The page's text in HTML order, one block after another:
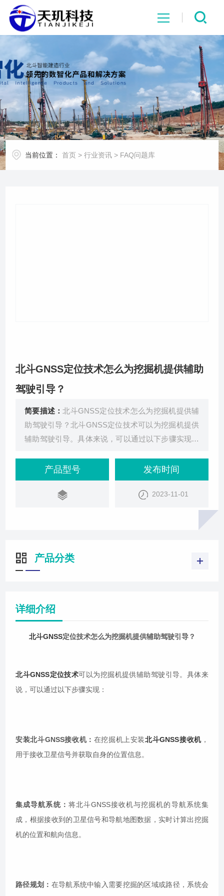
网站首页
系统中心
解决方案
项目案例
当前位置： 首页 >行业资讯 > FAQ问题库
北斗GNSS定位技术怎么为挖掘机提供辅助
驾驶引导？
简要描述：北斗GNSS定位技术怎么为挖掘机提供辅
助驾驶引导？北斗GNSS定位技术可以为挖掘机提供
辅助驾驶引导。具体来说，可以通过以下步骤实现：
接收机，用于接收卫星信号并获取自身的位置信息。
集成导航系统：将北斗GNSS接收机与挖掘机的导航
系统集成，根据接收到的卫星信号和导航地图数据，
实时计算出挖掘机的位置和航向信息。路径规划：在
产品型号 发布时间
2023-11-01
产品分类
详细介绍
北斗GNSS定位技术怎么为挖掘机提供辅助驾驶引导？
北斗GNSS定位技术可以为挖掘机提供辅助驾驶引导。具体来
说，可以通过以下步骤实现：
安装北斗GNSS接收机： 在挖掘机上安装北斗GNSS接收机，
用于接收卫星信号并获取自身的位置信息。
集成导航系统： 将北斗GNSS接收机与挖掘机的导航系统集
成，根据接收到的卫星信号和导航地图数据，实时计算出挖掘
机的位置和航向信息。
路径规划： 在导航系统中输入需要挖掘的区域或路径，系统会